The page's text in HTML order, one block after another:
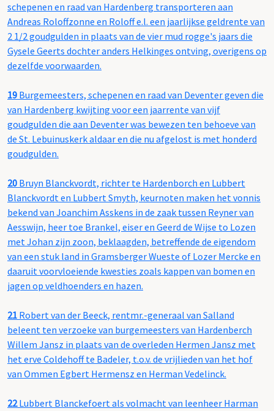
schepenen en raad van Hardenberg transporteren aan
Andreas Roloffzonne en Roloff e.l. een jaarlijkse geldrente van
2 1/2 goudgulden in plaats van de vier mud rogge's jaars die
Gysele Geerts dochter anders Helkinges ontving, overigens op
dezelfde voorwaarden.
19 Burgemeesters, schepenen en raad van Deventer geven die
van Hardenberg kwijting voor een jaarrente van vijf
goudgulden die aan Deventer was bewezen ten behoeve van
de St. Lebuinuskerk aldaar en die nu afgelost is met honderd
goudgulden.
20 Bruyn Blanckvordt, richter te Hardenborch en Lubbert
Blanckvordt en Lubbert Smyth, keurnoten maken het vonnis
bekend van Joanchim Asskens in de zaak tussen Reyner van
Aesswijn, heer toe Brankel, eiser en Geerd de Wijse to Lozen
met Johan zijn zoon, beklaagden, betreffende de eigendom
van een stuk land in Gramsberger Wueste of Lozer Mercke en
daaruit voorvloeiende kwesties zoals kappen van bomen en
jagen op veldhoenders en hazen.
21 Robert van der Beeck, rentmr.-generaal van Salland
beleent ten verzoeke van burgemeesters van Hardenberch
Willem Jansz in plaats van de overleden Hermen Jansz met
het erve Coldehoff te Badeler, t.o.v. de vrijlieden van het hof
van Ommen Egbert Hermensz en Herman Vedelinck.
22Lubbert Blanckefoert als volmacht van leenheer Harman